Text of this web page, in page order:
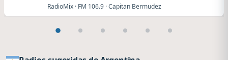
RadioMix · FM 106.9 · Capitan Bermudez